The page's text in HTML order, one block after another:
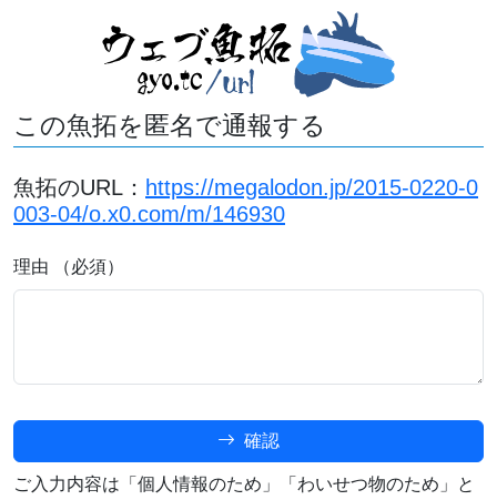
この魚拓を匿名で通報する
魚拓のURL： https://megalodon.jp/2015-0220-0
003-04/o.x0.com/m/146930
理由 （必須）
確認
ご入力内容は「個人情報のため」「わいせつ物のため」と